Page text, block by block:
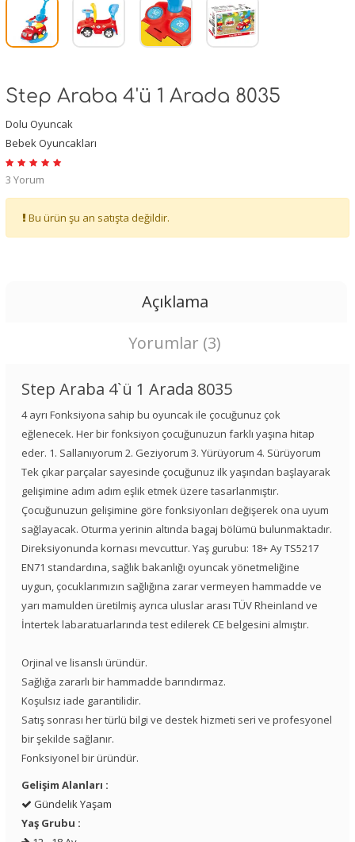
Step Araba 4'ü 1 Arada 8035
Dolu Oyuncak
Bebek Oyuncakları
3 Yorum
Bu ürün şu an satışta değildir.
Açıklama
Yorumlar (3)
Step Araba 4`ü 1 Arada 8035
4 ayrı Fonksiyona sahip bu oyuncak ile çocuğunuz çok
eğlenecek. Her bir fonksiyon çocuğunuzun farklı yaşına hitap
eder. 1. Sallanıyorum 2. Geziyorum 3. Yürüyorum 4. Sürüyorum
Tek çıkar parçalar sayesinde çocuğunuz ilk yaşından başlayarak
gelişimine adım adım eşlik etmek üzere tasarlanmıştır.
Çocuğunuzun gelişimine göre fonksiyonları değişerek ona uyum
sağlayacak. Oturma yerinin altında bagaj bölümü bulunmaktadır.
Direksiyonunda kornası mevcuttur. Yaş gurubu: 18+ Ay TS5217
EN71 standardına, sağlık bakanlığı oyuncak yönetmeliğine
uygun, çocuklarımızın sağlığına zarar vermeyen hammadde ve
yarı mamulden üretilmiş ayrıca uluslar arası TÜV Rheinland ve
İntertek labaratuarlarında test edilerek CE belgesini almıştır.
Orjinal ve lisanslı üründür.
Sağlığa zararlı bir hammadde barındırmaz.
Koşulsız iade garantilidir.
Satış sonrası her türlü bilgi ve destek hizmeti seri ve profesyonel
bir şekilde sağlanır.
Fonksiyonel bir üründür.
Gelişim Alanları :
Gündelik Yaşam
Yaş Grubu :